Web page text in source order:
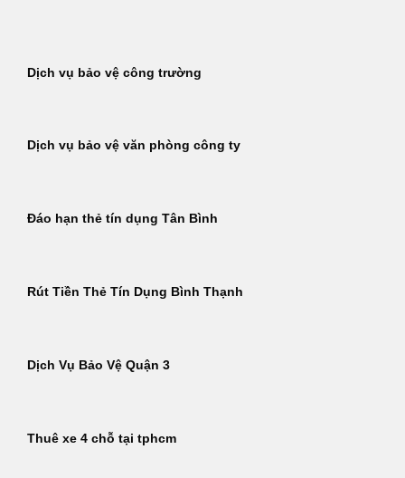
dungDịch vụ bảo vệ công trường
Dịch vụ bảo vệ văn phòng công ty
Đáo hạn thẻ tín dụng Tân Bình
Rút Tiền Thẻ Tín Dụng Bình Thạnh
Dịch Vụ Bảo Vệ Quận 3
Thuê xe 4 chỗ tại tphcm